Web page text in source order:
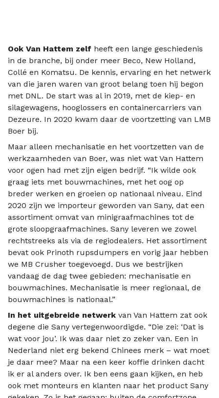
Ook Van Hattem zelf heeft een lange geschiedenis
in de branche, bij onder meer Beco, New Holland,
Collé en Komatsu. De kennis, ervaring en het netwerk
van die jaren waren van groot belang toen hij begon
met DNL. De start was al in 2019, met de kiep- en
silagewagens, hooglossers en containercarriers van
Dezeure. In 2020 kwam daar de voortzetting van LMB
Boer bij.
Maar alleen mechanisatie en het voortzetten van de
werkzaamheden van Boer, was niet wat Van Hattem
voor ogen had met zijn eigen bedrijf. “Ik wilde ook
graag iets met bouwmachines, met het oog op
breder werken en groeien op nationaal niveau. Eind
2020 zijn we importeur geworden van Sany, dat een
assortiment omvat van minigraafmachines tot de
grote sloopgraafmachines. Sany leveren we zowel
rechtstreeks als via de regiodealers. Het assortiment
bevat ook Prinoth rupsdumpers en vorig jaar hebben
we MB Crusher toegevoegd. Dus we bestrijken
vandaag de dag twee gebieden: mechanisatie en
bouwmachines. Mechanisatie is meer regionaal, de
bouwmachines is nationaal.”
In het uitgebreide netwerk van Van Hattem zat ook
degene die Sany vertegenwoordigde. “Die zei: ‘Dat is
wat voor jou’. Ik was daar niet zo zeker van. Een in
Nederland niet erg bekend Chinees merk – wat moet
je daar mee? Maar na een keer koffie drinken dacht
ik er al anders over. Ik ben eens gaan kijken, en heb
ook met monteurs en klanten naar het product Sany